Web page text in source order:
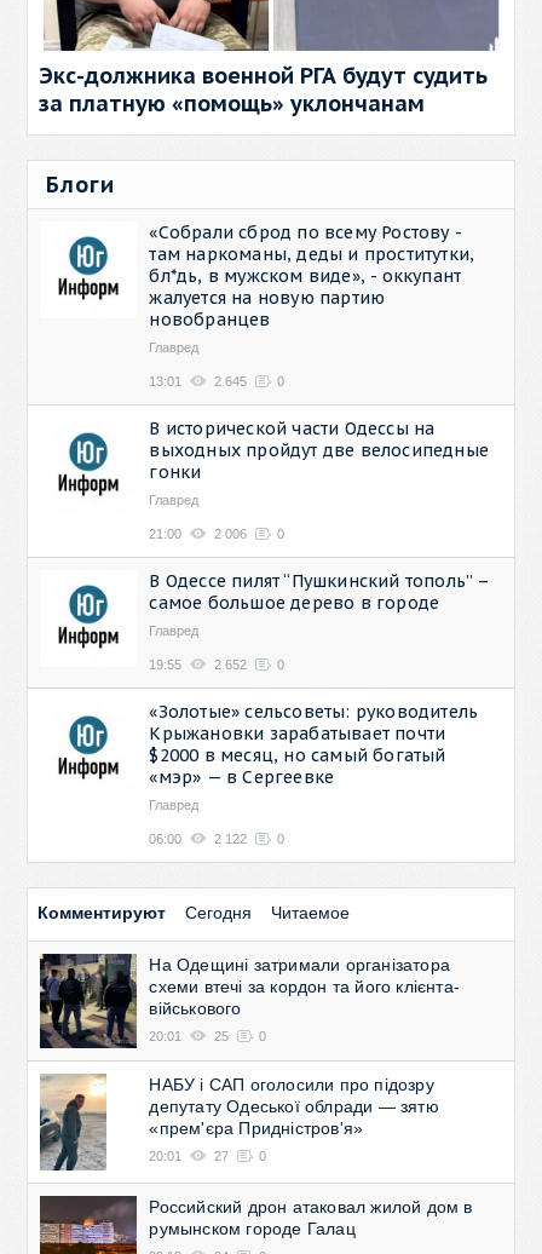
Экс-должника военной РГА будут судить
за платную «помощь» уклончанам
Блоги
«Собрали сброд по всему Ростову -
там наркоманы, деды и проститутки,
бл*дь, в мужском виде», - оккупант
жалуется на новую партию
новобранцев
Главред
13:01 2 645 0
В исторической части Одессы на
выходных пройдут две велосипедные
гонки
Главред
21:00 2 006 0
В Одессе пилят “Пушкинский тополь” –
самое большое дерево в городе
Главред
19:55 2 652 0
«Золотые» сельсоветы: руководитель
Крыжановки зарабатывает почти
$2000 в месяц, но самый богатый
«мэр» — в Сергеевке
Главред
06:00 2 122 0
Комментируют Сегодня Читаемое
На Одещині затримали організатора
схеми втечі за кордон та його клієнта-
військового
20:01 25 0
НАБУ і САП оголосили про підозру
депутату Одеської облради — зятю
«прем'єра Придністров'я»
20:01 27 0
Российский дрон атаковал жилой дом в
румынском городе Галац